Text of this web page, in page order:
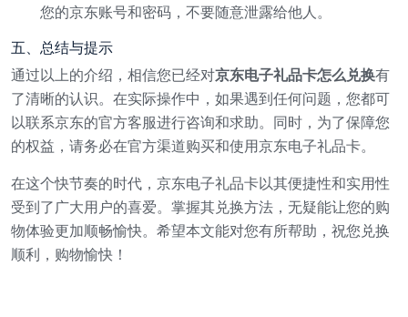
您的京东账号和密码，不要随意泄露给他人。
五、总结与提示
通过以上的介绍，相信您已经对京东电子礼品卡怎么兑换有
了清晰的认识。在实际操作中，如果遇到任何问题，您都可
以联系京东的官方客服进行咨询和求助。同时，为了保障您
的权益，请务必在官方渠道购买和使用京东电子礼品卡。
在这个快节奏的时代，京东电子礼品卡以其便捷性和实用性
受到了广大用户的喜爱。掌握其兑换方法，无疑能让您的购
物体验更加顺畅愉快。希望本文能对您有所帮助，祝您兑换
顺利，购物愉快！